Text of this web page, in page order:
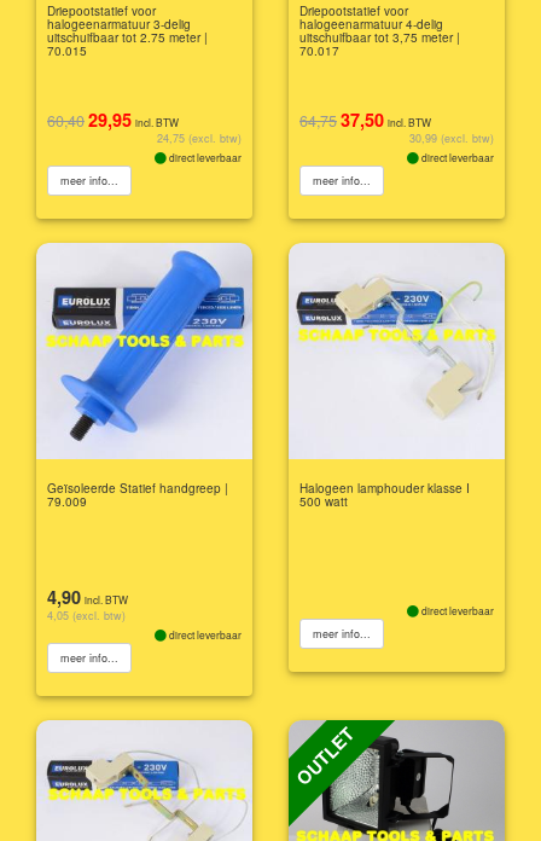
Driepootstatief voor
halogeenarmatuur 3-delig
uitschuifbaar tot 2.75 meter |
70.015
60,4029,95 incl. BTW
24,75 (excl. btw)
direct leverbaar
meer info...
Driepootstatief voor
halogeenarmatuur 4-delig
uitschuifbaar tot 3,75 meter |
70.017
64,7537,50 incl. BTW
30,99 (excl. btw)
direct leverbaar
meer info...
Geïsoleerde Statief handgreep |
79.009
4,90 incl. BTW
4,05 (excl. btw)
direct leverbaar
meer info...
Halogeen lamphouder klasse I
500 watt
direct leverbaar
meer info...
OUTLET